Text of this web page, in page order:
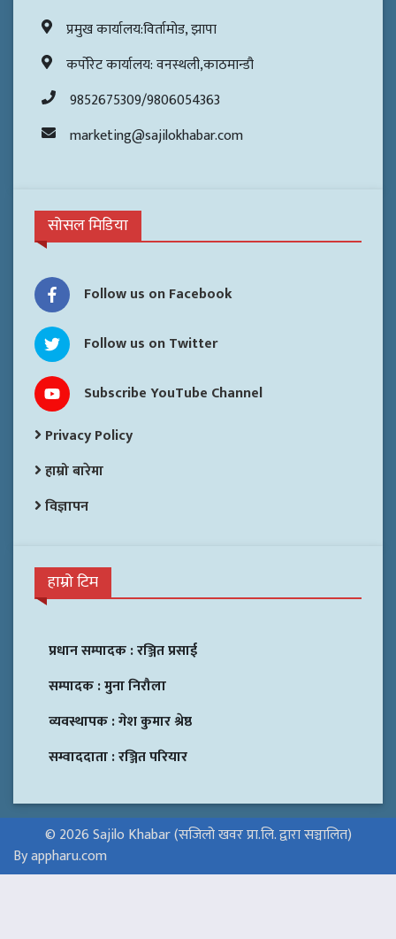
प्रमुख कार्यालय:विर्तामोड, झापा
कर्पोरेट कार्यालय: वनस्थली,काठमान्डौ
9852675309/9806054363
marketing@sajilokhabar.com
सोसल मिडिया
Follow us on Facebook
Follow us on Twitter
Subscribe YouTube Channel
Privacy Policy
हाम्रो बारेमा
विज्ञापन
हाम्रो टिम
प्रधान सम्पादक :रञ्जित प्रसाई
सम्पादक :मुना निरौला
व्यवस्थापक :गेश कुमार श्रेष्ठ
सम्वाददाता :रञ्जित परियार
© 2026 Sajilo Khabar (सजिलो खवर प्रा.लि. द्वारा सञ्चालित)
By appharu.com